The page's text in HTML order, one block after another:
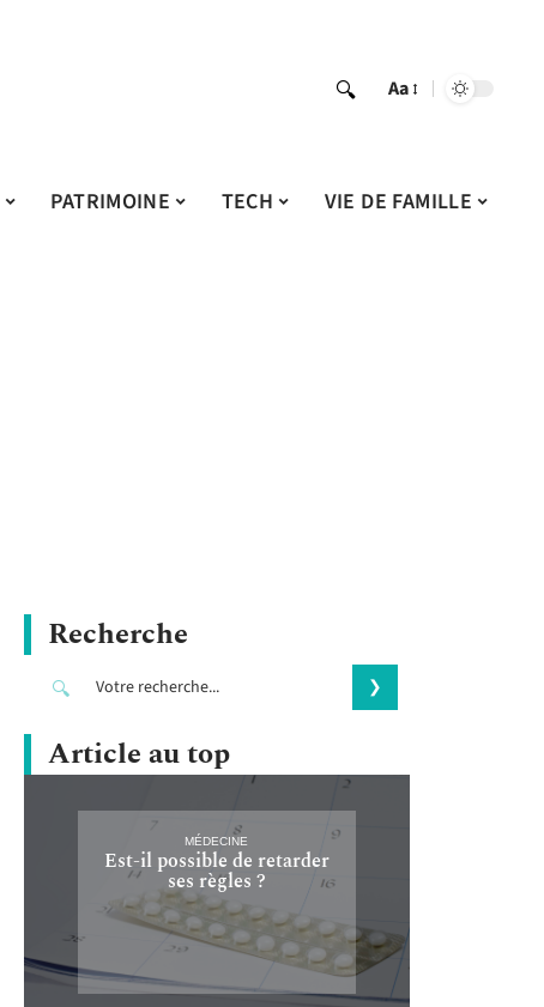
Aa
PATRIMOINE TECH VIE DE FAMILLE
Recherche
Article au top
MÉDECINE
Est-il possible de retarder
ses règles ?